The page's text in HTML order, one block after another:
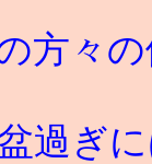
方々
過ぎ